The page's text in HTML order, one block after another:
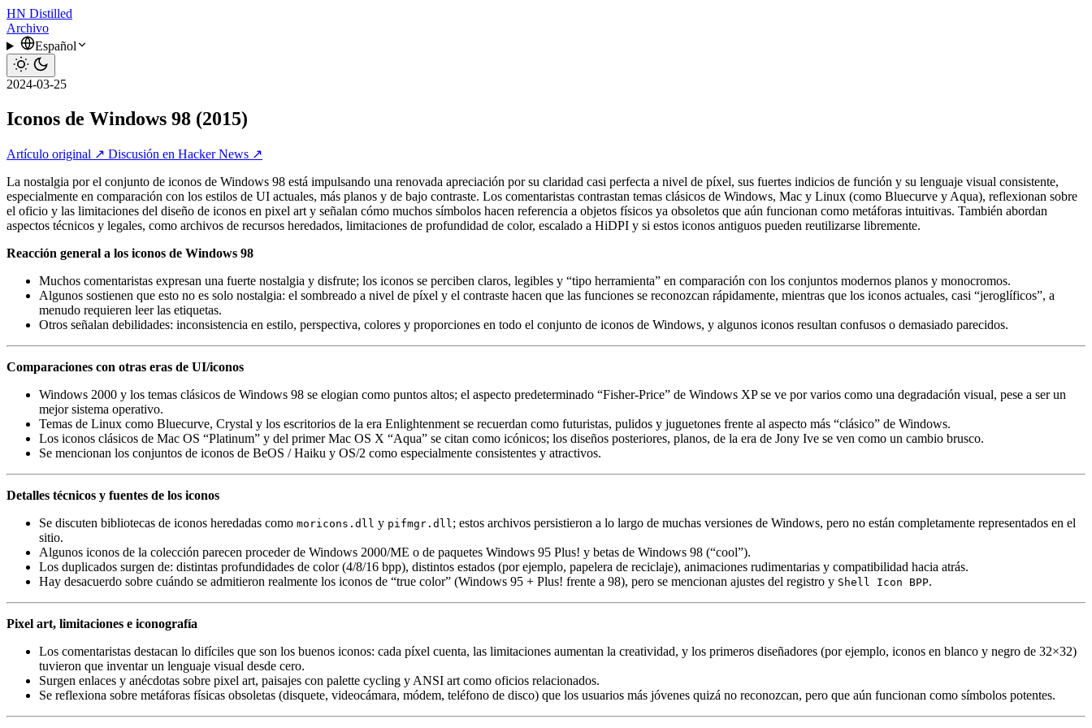
HN Distilled
Archivo
Español
2024-03-25
Iconos de Windows 98 (2015)
Artículo original ↗ Discusión en Hacker News ↗
La nostalgia por el conjunto de iconos de Windows 98 está impulsando una renovada apreciación por su claridad casi perfecta a nivel de píxel, sus fuertes indicios de función y su lenguaje visual consistente,
especialmente en comparación con los estilos de UI actuales, más planos y de bajo contraste. Los comentaristas contrastan temas clásicos de Windows, Mac y Linux (como Bluecurve y Aqua), reflexionan sobre
el oficio y las limitaciones del diseño de iconos en pixel art y señalan cómo muchos símbolos hacen referencia a objetos físicos ya obsoletos que aún funcionan como metáforas intuitivas. También abordan
aspectos técnicos y legales, como archivos de recursos heredados, limitaciones de profundidad de color, escalado a HiDPI y si estos iconos antiguos pueden reutilizarse libremente.
Reacción general a los iconos de Windows 98
Muchos comentaristas expresan una fuerte nostalgia y disfrute; los iconos se perciben claros, legibles y “tipo herramienta” en comparación con los conjuntos modernos planos y monocromos.
Algunos sostienen que esto no es solo nostalgia: el sombreado a nivel de píxel y el contraste hacen que las funciones se reconozcan rápidamente, mientras que los iconos actuales, casi “jeroglíficos”, a
menudo requieren leer las etiquetas.
Otros señalan debilidades: inconsistencia en estilo, perspectiva, colores y proporciones en todo el conjunto de iconos de Windows, y algunos iconos resultan confusos o demasiado parecidos.
Comparaciones con otras eras de UI/iconos
Windows 2000 y los temas clásicos de Windows 98 se elogian como puntos altos; el aspecto predeterminado “Fisher-Price” de Windows XP se ve por varios como una degradación visual, pese a ser un
mejor sistema operativo.
Temas de Linux como Bluecurve, Crystal y los escritorios de la era Enlightenment se recuerdan como futuristas, pulidos y juguetones frente al aspecto más “clásico” de Windows.
Los iconos clásicos de Mac OS “Platinum” y del primer Mac OS X “Aqua” se citan como icónicos; los diseños posteriores, planos, de la era de Jony Ive se ven como un cambio brusco.
Se mencionan los conjuntos de iconos de BeOS / Haiku y OS/2 como especialmente consistentes y atractivos.
Detalles técnicos y fuentes de los iconos
Se discuten bibliotecas de iconos heredadas como moricons.dll y pifmgr.dll ; estos archivos persistieron a lo largo de muchas versiones de Windows, pero no están completamente representados en el
sitio.
Algunos iconos de la colección parecen proceder de Windows 2000/ME o de paquetes Windows 95 Plus! y betas de Windows 98 (“cool”).
Los duplicados surgen de: distintas profundidades de color (4/8/16 bpp), distintos estados (por ejemplo, papelera de reciclaje), animaciones rudimentarias y compatibilidad hacia atrás.
Hay desacuerdo sobre cuándo se admitieron realmente los iconos de “true color” (Windows 95 + Plus! frente a 98), pero se mencionan ajustes del registro y Shell Icon BPP.
Pixel art, limitaciones e iconografía
Los comentaristas destacan lo difíciles que son los buenos iconos: cada píxel cuenta, las limitaciones aumentan la creatividad, y los primeros diseñadores (por ejemplo, iconos en blanco y negro de 32×32)
tuvieron que inventar un lenguaje visual desde cero.
Surgen enlaces y anécdotas sobre pixel art, paisajes con palette cycling y ANSI art como oficios relacionados.
Se reflexiona sobre metáforas físicas obsoletas (disquete, videocámara, módem, teléfono de disco) que los usuarios más jóvenes quizá no reconozcan, pero que aún funcionan como símbolos potentes.